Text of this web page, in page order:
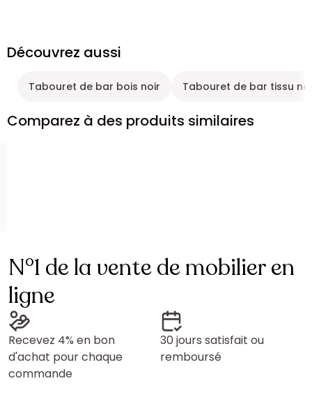
Découvrez aussi
Tabouret de bar bois noir Tabouret de bar tissu
Comparez à des produits similaires
N°1 de la vente de mobilier en
ligne
Recevez 4% en bon
d'achat pour chaque
commande
30 jours satisfait ou
remboursé